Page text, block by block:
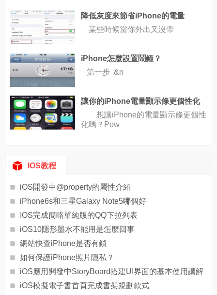
降低灰度來節省iPhone的電量
某些時候當你外出又沒帶
iPhone怎麼設置鬧鐘？
第一步 &n
讓你的iPhone電量顯示條更個性化
想讓iPhone的電量顯示條更個性
化嗎？Pow
IOS教程
iOS開發中@property的屬性介紹
iPhone6s和三星Galaxy Note5哪個好
IOS完成簡略單純版的QQ下拉列表
iOS10隱形墨水不能用是怎麼回事
網站快查iPhone是否有鎖
如何保護iPhone照片隱私？
iOS應用開發中StoryBoard搭建UI界面的基本使用講解
iOS模擬電子書首頁完成書架規劃款式